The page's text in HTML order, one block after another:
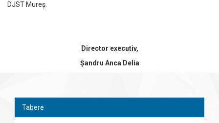
DJST Mureș.
Director executiv,
Șandru Anca Delia
Tabere